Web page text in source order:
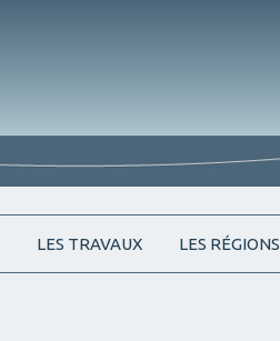
to
LES TRAVAUX LES RÉGIONS